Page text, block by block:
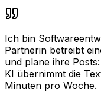
Ich bin
Partnerin betreibt
und plane ihre
KI übernimmt die
Minuten pro Woche.